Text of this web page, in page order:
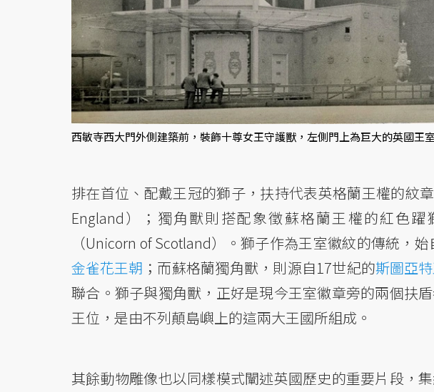
西敏寺西大門外側建築前，裝飾十尊女王守護獸，左側門上為巨大的英國
排在首位、配戴王冠的獅子，扶持代表英格蘭王權的紋
England）；獨角獸則搭配象徵蘇格蘭王權的紅色躍
（Unicorn of Scotland）。獅子作為王室徽紋的傳統，
金雀花王朝 ；而蘇格蘭獨角獸，則源自17世紀的斯圖亞
聯合。獅子與獨角獸，正好是現今王室徽章旁的兩個扶
王位，是由不列顛島嶼上的這兩大王國所組成。
其餘動物雕像也以同樣模式闡述英國歷史的重要片段，